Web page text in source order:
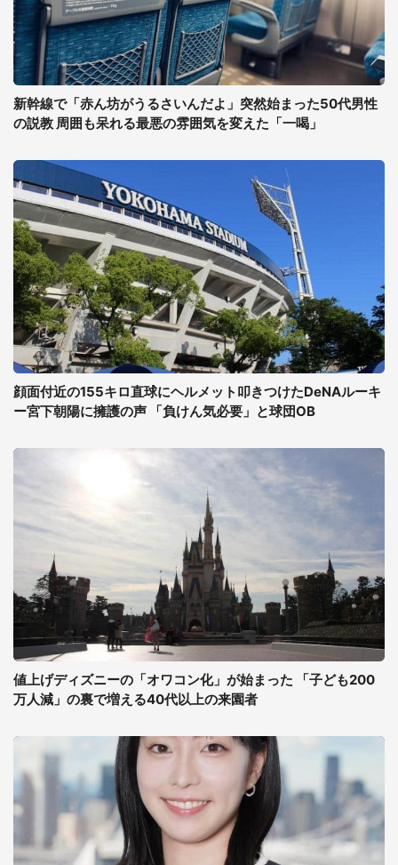
新幹線で「赤ん坊がうるさいんだよ」突然始まった50代男性
の説教 周囲も呆れる最悪の雰囲気を変えた「一喝」
顔面付近の155キロ直球にヘルメット叩きつけたDeNAルーキ
ー宮下朝陽に擁護の声 「負けん気必要」と球団OB
値上げディズニーの「オワコン化」が始まった 「子ども200
万人減」の裏で増える40代以上の来園者